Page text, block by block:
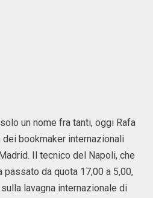
un nome fra tanti, oggi Rafa
bookmaker internazionali
Il tecnico del Napoli, che
da quota 17,00 a 5,00,
lavagna internazionale di